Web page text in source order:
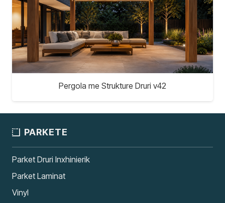
Pergola me Strukture Druri v42
PARKETE
Parket Druri Inxhinierik
Parket Laminat
Vinyl